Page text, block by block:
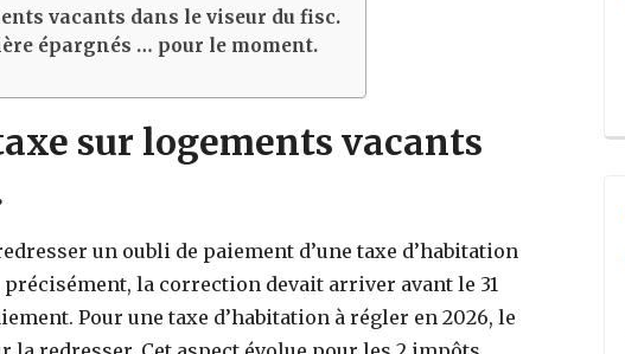
vacants dans le viseur du fisc.
épargnés … pour le moment.
sur logements vacants
un oubli de paiement d’une taxe d’habitation
précisément, la correction devait arriver avant le 31
Pour une taxe d’habitation à régler en 2026, le